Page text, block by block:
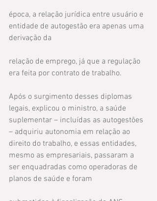
época, a relação jurídica entre usuário e
entidade de autogestão era apenas uma
derivação da
relação de emprego, já que a regulação
era feita por contrato de trabalho.
Após o surgimento desses diplomas
legais, explicou o ministro, a saúde
suplementar – incluídas as autogestões
– adquiriu autonomia em relação ao
direito do trabalho, e essas entidades,
mesmo as empresariais, passaram a
ser enquadradas como operadoras de
planos de saúde e foram